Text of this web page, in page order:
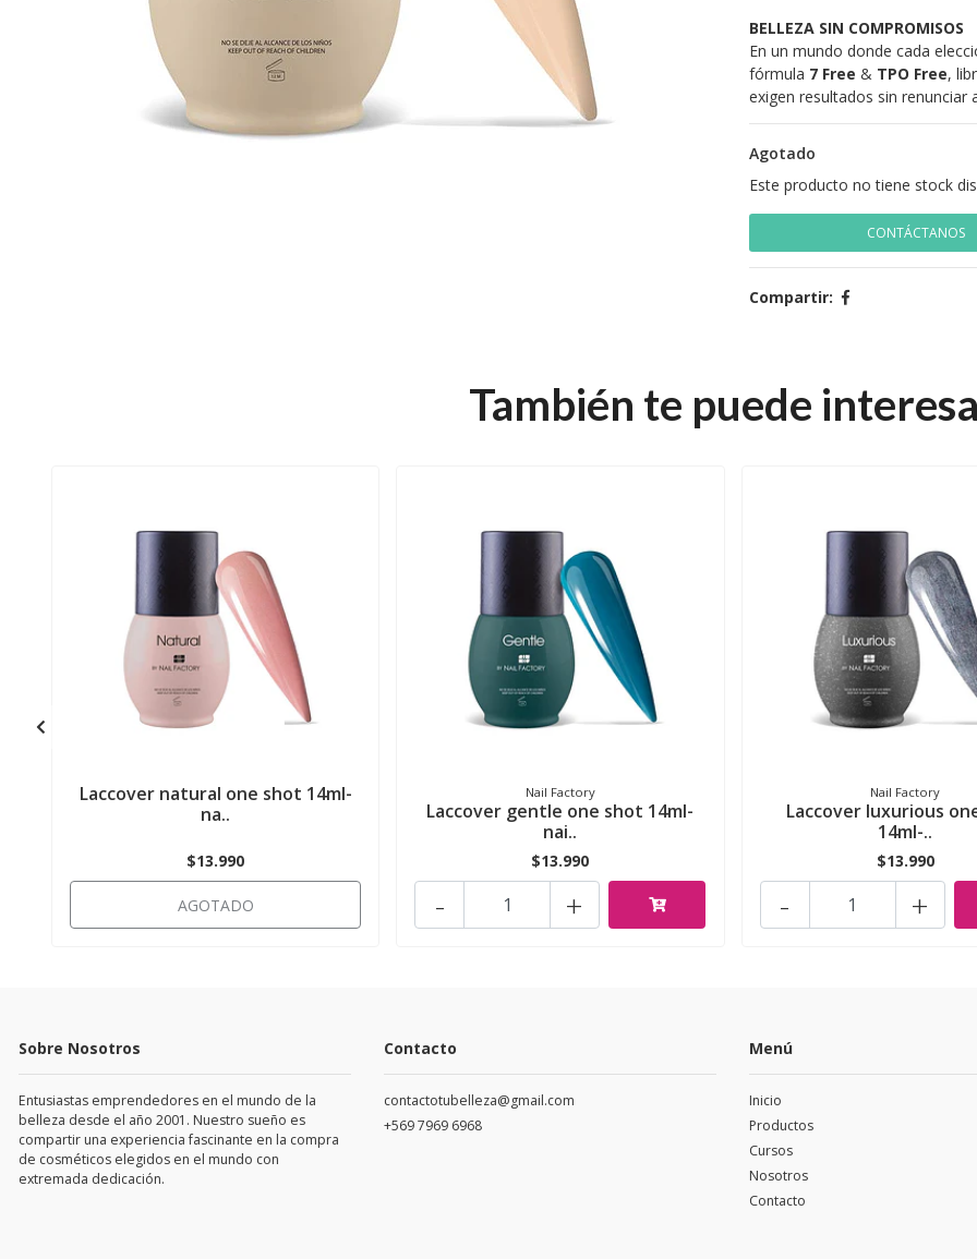
BELLEZA SIN COMPROMISOS
En un mundo donde cada
fórmula 7 Free & TPO Free,
exigen resultados sin
Agotado
Este producto no tiene stock
CONTÁCTANOS
Compartir:
También te puede
Laccover natural one shot 14ml-
na..
$13.990
AGOTADO
Nail Factory
Laccover gentle one shot 14ml-
nai..
$13.990
+
-
Nail Factory
Laccover luxurious
14ml-..
$13.990
+
-
Sobre Nosotros
Entusiastas emprendedores en el mundo de la
belleza desde el año 2001. Nuestro sueño es
compartir una experiencia fascinante en la compra
de cosméticos elegidos en el mundo con
extremada dedicación.
Contacto
contactotubelleza@gmail.com
+569 7969 6968
Menú
Inicio
Productos
Cursos
Nosotros
Contacto